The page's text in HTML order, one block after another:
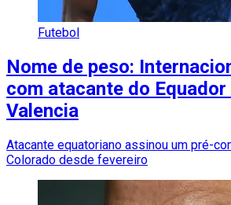
Futebol
Nome de peso:
com atacante do Equador
Valencia
Atacante equatoriano assinou um pré-
Colorado desde fevereiro